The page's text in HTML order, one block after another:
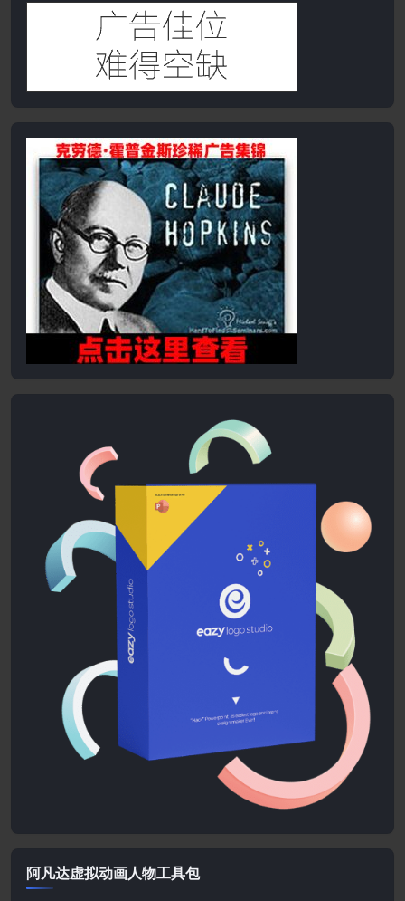
阿凡达虚拟动画人物工具包